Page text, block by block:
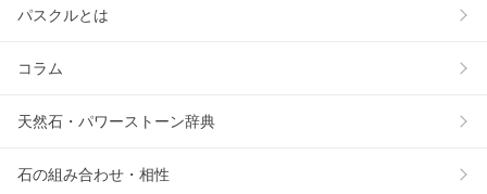
パスクルとは
コラム
天然石・パワーストーン辞典
石の組み合わせ・相性